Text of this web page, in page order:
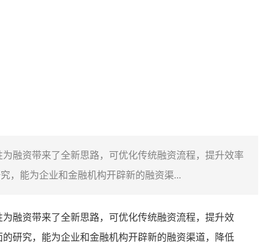
融资带来了全新思路，可优化传统融资流程，提升效率
，能为企业和金融机构开辟新的融资渠...
融资带来了全新思路，可优化传统融资流程，提升效
研究，能为企业和金融机构开辟新的融资渠道，降低